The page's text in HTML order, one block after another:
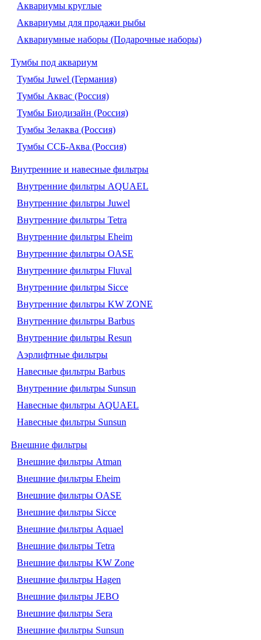
Аквариумы круглые
Аквариумы для продажи рыбы
Аквариумные наборы (Подарочные наборы)
Тумбы под аквариум
Тумбы Juwel (Германия)
Тумбы Аквас (Россия)
Тумбы Биодизайн (Россия)
Тумбы Зелаква (Россия)
Тумбы ССБ-Аква (Россия)
Внутренние и навесные фильтры
Внутренние фильтры AQUAEL
Внутренние фильтры Juwel
Внутренние фильтры Tetra
Внутренние фильтры Eheim
Внутренние фильтры OASE
Внутренние фильтры Fluval
Внутренние фильтры Sicce
Внутренние фильтры KW ZONE
Внутренние фильтры Barbus
Внутренние фильтры Resun
Аэрлифтные фильтры
Навесные фильтры Barbus
Внутренние фильтры Sunsun
Навесные фильтры AQUAEL
Навесные фильтры Sunsun
Внешние фильтры
Внешние фильтры Atman
Внешние фильтры Eheim
Внешние фильтры OASE
Внешние фильтры Sicce
Внешние фильтры Aquael
Внешние фильтры Tetra
Внешние фильтры KW Zone
Внешние фильтры Hagen
Внешние фильтры JEBO
Внешние фильтры Sera
Внешние фильтры Sunsun